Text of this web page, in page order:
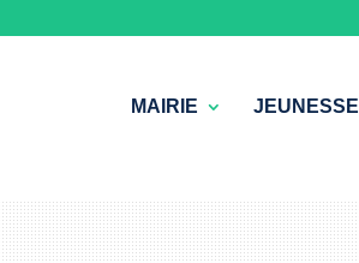
MAIRIE JEUNESSE